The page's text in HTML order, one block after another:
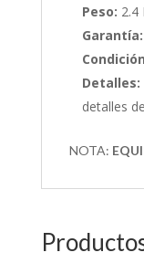
Peso: 2.4
Garantía:
Detalles:
detalles
NOTA: